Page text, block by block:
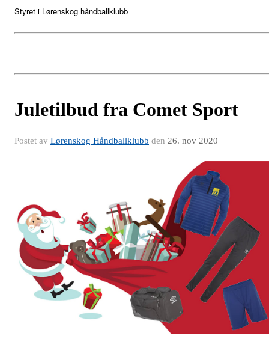
Styret i Lørenskog håndballklubb
Juletilbud fra Comet Sport
Postet av Lørenskog Håndballklubb den 26. nov 2020